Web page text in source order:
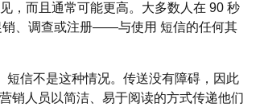
，而且通常可能更高。大多数人在 90 秒
、调查或注册——与使用 短信的任何其
信不是这种情况。传送没有障碍，因此
销人员以简洁、易于阅读的方式传递他们